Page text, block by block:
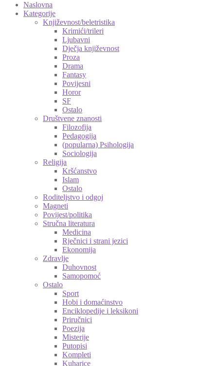
Naslovna
Kategorije
Književnost/beletristika
Krimići/trileri
Ljubavni
Dječja književnost
Proza
Drama
Fantasy
Povijesni
Horor
SF
Ostalo
Društvene znanosti
Filozofija
Pedagogija
(popularna) Psihologija
Sociologija
Religija
Kršćanstvo
Islam
Ostalo
Roditeljstvo i odgoj
Magneti
Povijest/politika
Stručna literatura
Medicina
Rječnici i strani jezici
Ekonomija
Zdravlje
Duhovnost
Samopomoć
Ostalo
Sport
Hobi i domaćinstvo
Enciklopedije i leksikoni
Priručnici
Poezija
Misterije
Putopisi
Kompleti
Kuharice